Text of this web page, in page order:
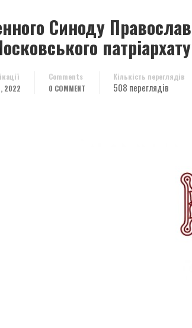
Синоду
2022
Comments
0 COMMENT
Кількість переглядів
508 переглядів